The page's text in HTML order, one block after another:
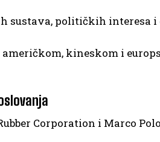
sustava, političkih
kineskom i
Corporation i Marco